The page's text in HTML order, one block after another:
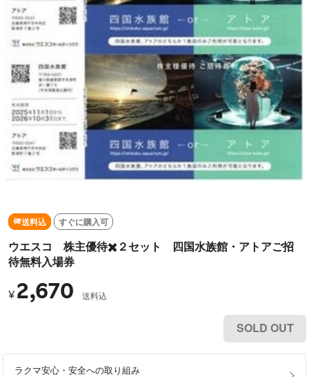
送料込 すぐに購入可
ウエスコ 株主優待✖️２セット 四国水族館・アトアご招
待無料入場券
¥ 2,670 送料込
SOLD OUT
ラクマ安心・安全への取り組み